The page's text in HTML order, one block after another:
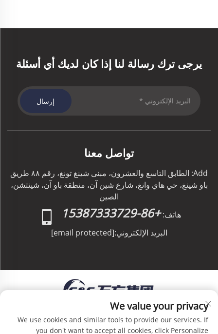
يرجى ترك رسالة لنا إذا كان لديك أي أسئلة
إرسال
تواصل معنا
Add: الطابق التاسع والعشرون، مبنى شينغ تونغ، رقم ٨٨ طريق
باو شينغ، حي هاي وانغ، شارع شين آن، منطقة باو آن، شينتشن،
الصين
هاتف: +86-15387333729
البريد الإلكتروني:[email protected]
حقوق الطبع والنشر © C&C GLOBAL Logistics Co.,
Limited جميع الحقوق محفوظة -
سياسة الخصوصية
We value your privacy
We use cookies and similar tools to provide our services. If
you don't want to accept all cookies, click Personalize